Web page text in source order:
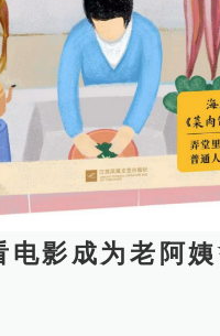
影成为老阿姨